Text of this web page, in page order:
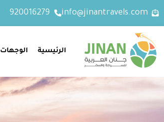
info@jinantravels.com
920016279
الرئيسية الوجهات